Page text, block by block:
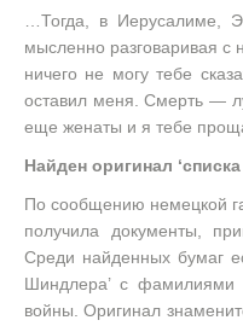
…Тогда, в Иерусалиме,
мысленно разговаривая с
ничего не могу тебе
оставил меня. Смерть —
еще женаты и я тебе
Найден оригинал
По сообщению немецкой
получила документы,
Среди найденных бумаг
Шиндлера’ с фамилиями
войны. Оригинал